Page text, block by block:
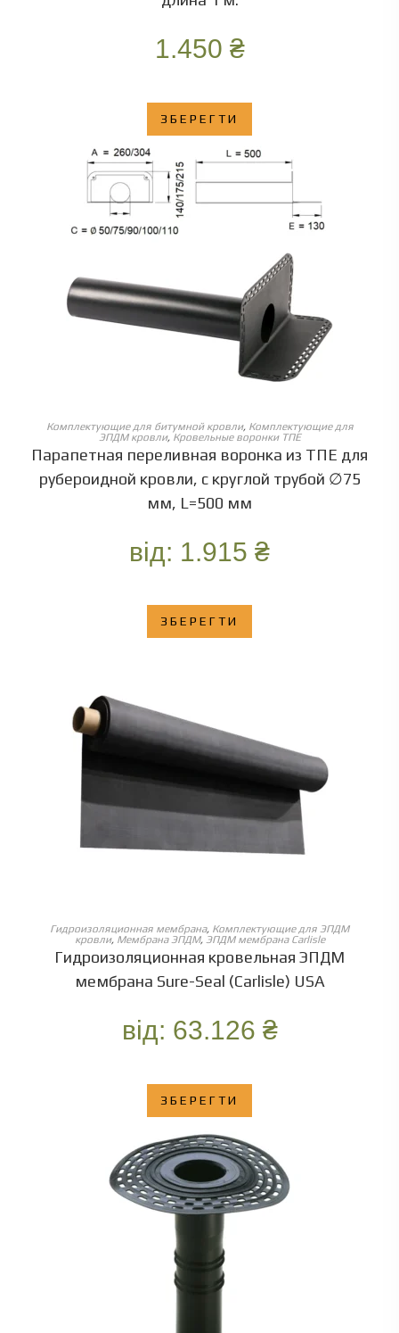
1.450 ₴
ЗБЕРЕГТИ
ОБЕРІТЬ ОПЦІЇ
Комплектующие для битумной кровли, Комплектующие для
ЭПДМ кровли, Кровельные воронки ТПЕ
Парапетная переливная воронка из ТПЕ для
рубероидной кровли, с круглой трубой ∅75
мм, L=500 мм
від: 1.915 ₴
ЗБЕРЕГТИ
ОБЕРІТЬ ОПЦІЇ
Гидроизоляционная мембрана, Комплектующие для ЭПДМ
кровли, Мембрана ЭПДМ, ЭПДМ мембрана Carlisle
Гидроизоляционная кровельная ЭПДМ
мембрана Sure-Seal (Carlisle) USA
від: 63.126 ₴
ЗБЕРЕГТИ